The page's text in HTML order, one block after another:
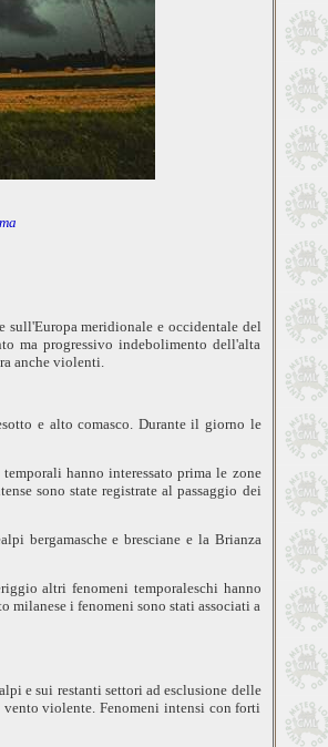
sull'Europa meridionale e occidentale del
ma progressivo indebolimento dell'alta
anche violenti.
e alto comasco. Durante il giorno le
hanno interessato prima le zone
sono state registrate al passaggio dei
bergamasche e bresciane e la Brianza
altri fenomeni temporaleschi hanno
milanese i fenomeni sono stati associati a
e sui restanti settori ad esclusione delle
violente. Fenomeni intensi con forti